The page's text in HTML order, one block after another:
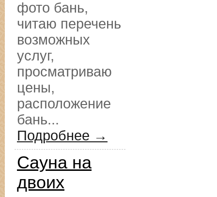
фото бань,
читаю перечень
возможных
услуг,
просматриваю
цены,
расположение
бань...
Подробнее →
Сауна на
двоих